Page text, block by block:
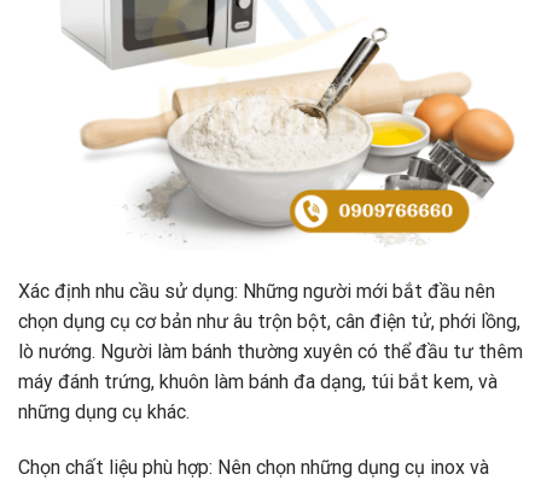
Xác định nhu cầu sử dụng: Những người mới bắt đầu nên
chọn dụng cụ cơ bản như âu trộn bột, cân điện tử, phới lồng,
lò nướng. Người làm bánh thường xuyên có thể đầu tư thêm
máy đánh trứng, khuôn làm bánh đa dạng, túi bắt kem, và
những dụng cụ khác.
Chọn chất liệu phù hợp: Nên chọn những dụng cụ inox và